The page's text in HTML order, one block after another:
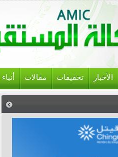
الأخبار تحقيقات مقالات